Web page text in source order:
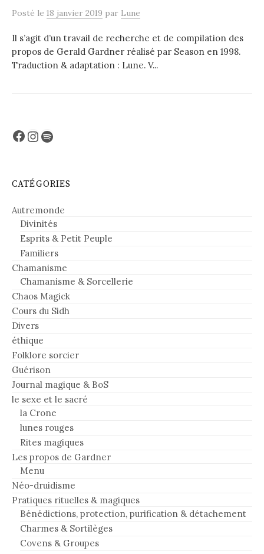
Posté le 18 janvier 2019 par Lune
Il s’agit d’un travail de recherche et de compilation des
propos de Gerald Gardner réalisé par Season en 1998.
Traduction & adaptation : Lune. V...
Facebook
Instagram
Spotify
CATÉGORIES
Autremonde
Divinités
Esprits & Petit Peuple
Familiers
Chamanisme
Chamanisme & Sorcellerie
Chaos Magick
Cours du Sidh
Divers
éthique
Folklore sorcier
Guérison
Journal magique & BoS
le sexe et le sacré
la Crone
lunes rouges
Rites magiques
Les propos de Gardner
Menu
Néo-druidisme
Pratiques rituelles & magiques
Bénédictions, protection, purification & détachement
Charmes & Sortilèges
Covens & Groupes